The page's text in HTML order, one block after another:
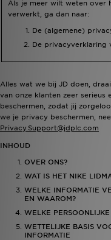
Als je meer wilt weten over
verwerkt, ga dan naar:
De (algemene)
De privacyverklaring
Alles wat we bij JD doen,
van onze klanten zeer serieus
beschermen, zodat jij
we je privacy beschermen,
Privacy.Support@jdplc.com
INHOUD
OVER ONS?
WAT IS HET NIKE
WELKE INFORMATIE
EN WAAROM?
WELKE
WETTELIJKE BASIS
INFORMATIE
Download de app
Winkel Zoeken
Mijn JD
Klantenservice